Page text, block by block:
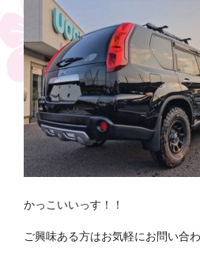
かっこいいっす！！
ご興味ある方はお気軽にお問い合わ